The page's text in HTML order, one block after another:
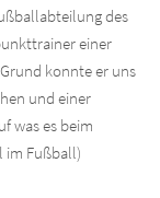
des
einer
konnte er uns
und einer
was es beim
im Fußball)